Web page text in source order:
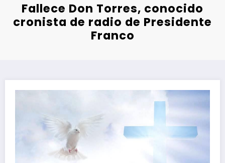
Fallece Don Torres, conocido
cronista de radio de Presidente
Franco